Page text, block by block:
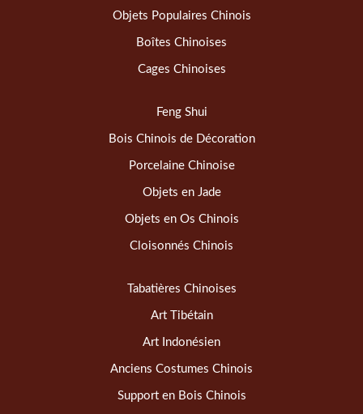
Objets Populaires Chinois
Boîtes Chinoises
Cages Chinoises
Feng Shui
Bois Chinois de Décoration
Porcelaine Chinoise
Objets en Jade
Objets en Os Chinois
Cloisonnés Chinois
Tabatières Chinoises
Art Tibétain
Art Indonésien
Anciens Costumes Chinois
Support en Bois Chinois